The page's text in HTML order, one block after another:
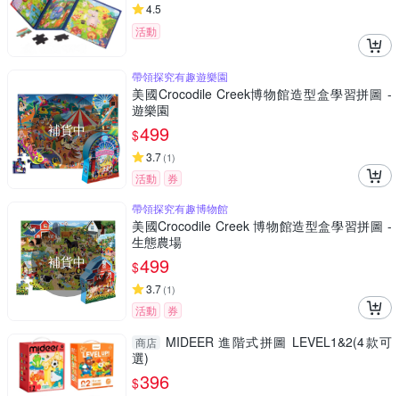
4.5
活動
補貨中
帶領探究有趣遊樂園
美國Crocodile Creek博物館造型盒學習拼圖 -
遊樂園
$499
3.7(1)
活動 券
補貨中
帶領探究有趣博物館
美國Crocodile Creek 博物館造型盒學習拼圖 -
生態農場
$499
3.7(1)
活動 券
商店
MIDEER 進階式拼圖 LEVEL1&2(4款可
選)
$396